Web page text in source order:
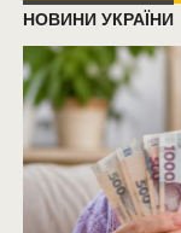
НОВИНИ УКРАЇНИ